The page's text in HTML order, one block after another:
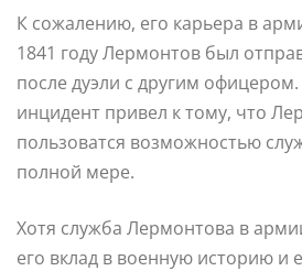
К сожалению, его карьера в
1841 году Лермонтов был
после дуэли с другим
инцидент привел к тому, что
пользоватся возможностью
полной мере.
Хотя служба Лермонтова в
его вклад в военную историю и